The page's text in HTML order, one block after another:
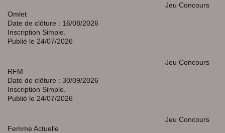
Jeu Concours
Omlet
Date de clôture : 16/08/2026
Inscription Simple.
Publié le 24/07/2026
Jeu Concours
RFM
Date de clôture : 30/09/2026
Inscription Simple.
Publié le 24/07/2026
Jeu Concours
Femme Actuelle